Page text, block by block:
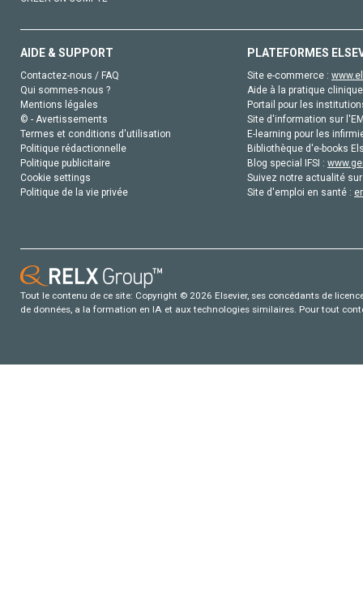
AIDE & SUPPORT
Contactez-nous / FAQ
Qui sommes-nous ?
Mentions légales
© - Avertissements
Termes et conditions d'utilisation
Politique rédactionnelle
Politique publicitaire
Cookie settings
Politique de la vie privée
PLATEFORMES
Site e-commerce :
Aide à la pratique
Portail pour les
Site d'information sur
E-learning pour les
Bibliothèque d'e-books
Blog special IFSI :
Suivez notre actualité
Site d'emploi en santé :
Tout le contenu de ce site: Copyright © 2026 Elsevier, ses concédants de
de données, a la formation en IA et aux technologies similaires. Pour tout